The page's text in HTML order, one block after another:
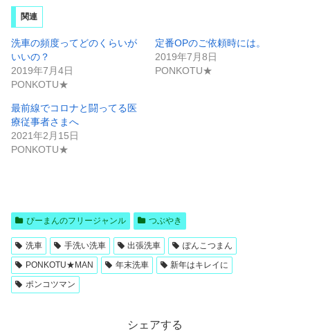
て
T
w
t
t
e
r
で
共
有
新
し
い
ウ
ィ
ン
ド
)
共
有
る
に
ッ
ク
し
て
く
ィ
ン
ド
ウ
で
開
き
ま
す
)
関連
洗車の頻度ってどのくらいが
いいの？
2019年7月4日
PONKOTU★
定番OPのご依頼時には。
2019年7月8日
PONKOTU★
最前線でコロナと闘ってる医
療従事者さまへ
2021年2月15日
PONKOTU★
ぴーまんのフリージャンル つぶやき
洗車 手洗い洗車 出張洗車
ぽんこつまん
PONKOTU★MAN
年末洗車
新年はキレイに
ポンコツマン
シェアする